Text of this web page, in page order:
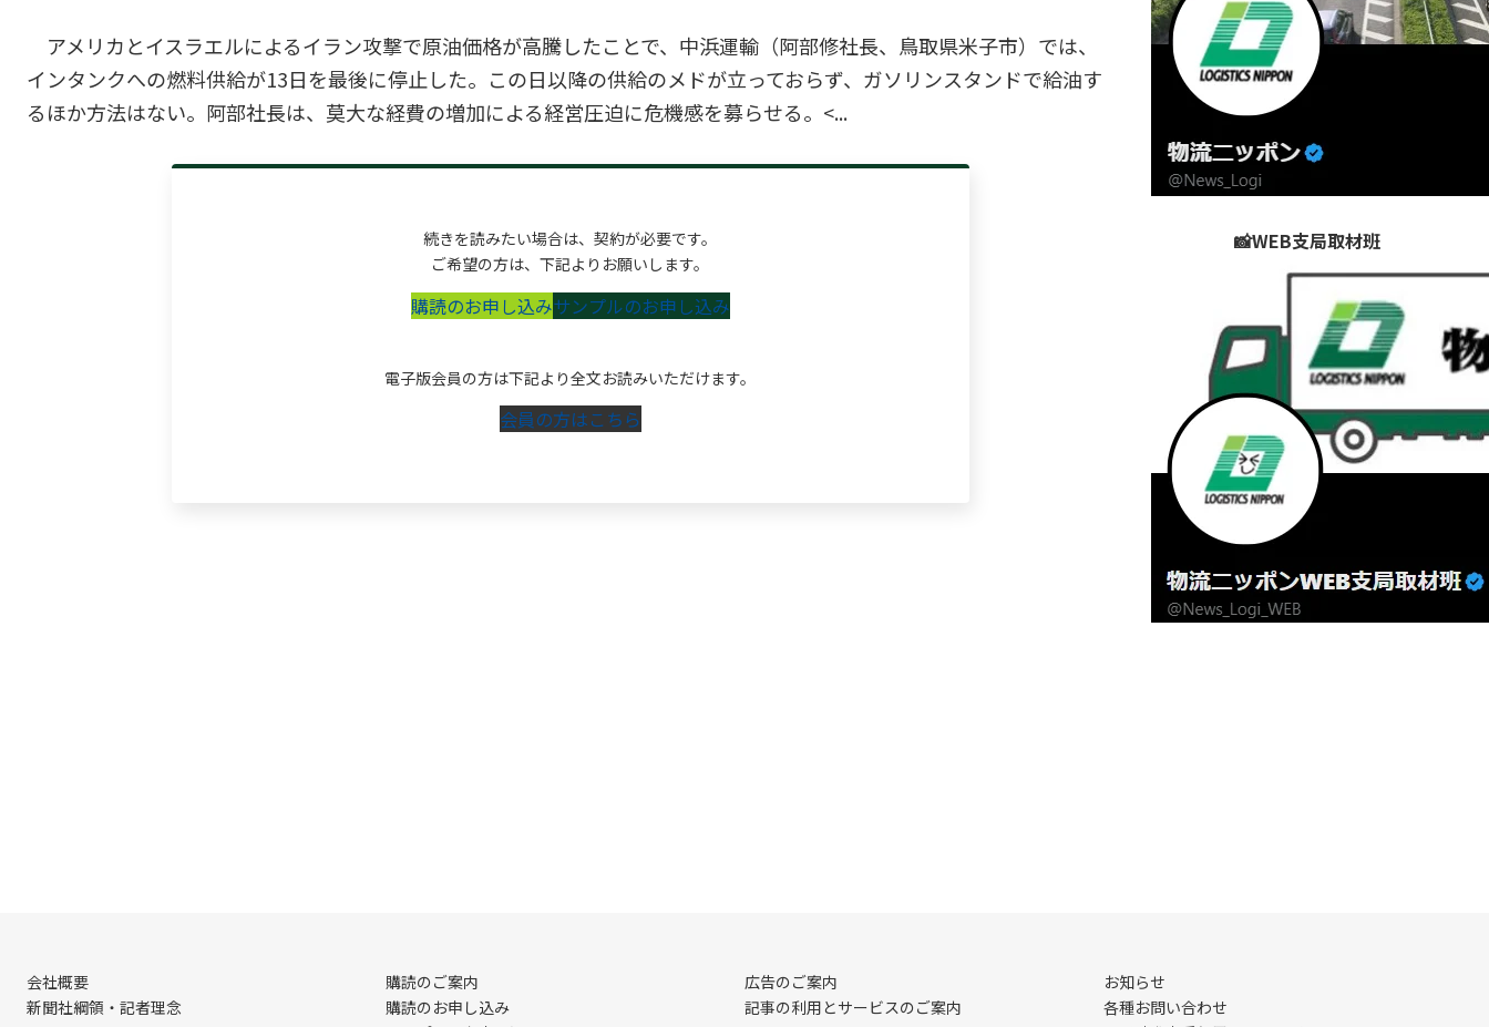
アメリカとイスラエルによるイラン攻撃で原油価格が高騰したことで、中浜運輸（阿部修社長、鳥取県米子市）では、
インタンクへの燃料供給が13日を最後に停止した。この日以降の供給のメドが立っておらず、ガソリンスタンドで給油す
るほか方法はない。阿部社長は、莫大な経費の増加による経営圧迫に危機感を募らせる。<...
続きを読みたい場合は、契約が必要です。
ご希望の方は、下記よりお願いします。
購読のお申し込みサンプルのお申し込み
電子版会員の方は下記より全文お読みいただけます。
会員の方はこちら
📸WEB支局取材班
会社概要
新聞社綱領・記者理念
購読のご案内
購読のお申し込み
広告のご案内
記事の利用とサービスのご案内
お知らせ
各種お問い合わせ